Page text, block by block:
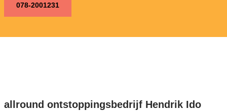
078-2001231
allround ontstoppingsbedrijf Hendrik Ido